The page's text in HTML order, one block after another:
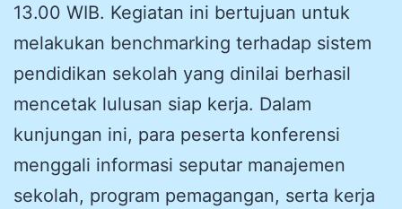
13.00 WIB. Kegiatan ini bertujuan untuk
melakukan benchmarking terhadap sistem
pendidikan sekolah yang dinilai berhasil
mencetak lulusan siap kerja. Dalam
kunjungan ini, para peserta konferensi
menggali informasi seputar manajemen
sekolah, program pemagangan, serta kerja